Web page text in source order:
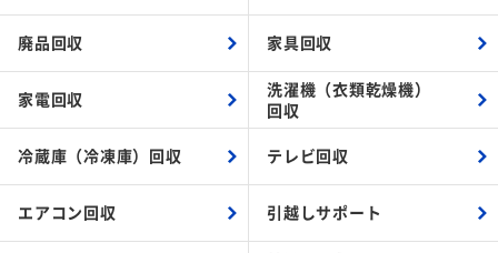
廃品回収 家具回収
家電回収
洗濯機（衣類乾燥機）
回収
冷蔵庫（冷凍庫）回収 テレビ回収
エアコン回収 引越しサポート